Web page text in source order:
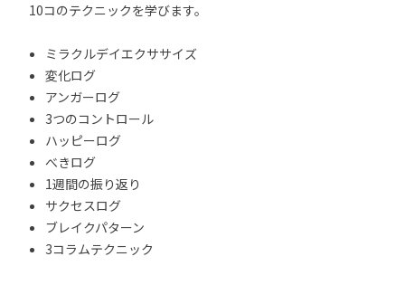
10コのテクニックを学びます。
ミラクルデイエクササイズ
変化ログ
アンガーログ
3つのコントロール
ハッピーログ
べきログ
1週間の振り返り
サクセスログ
ブレイクパターン
3コラムテクニック